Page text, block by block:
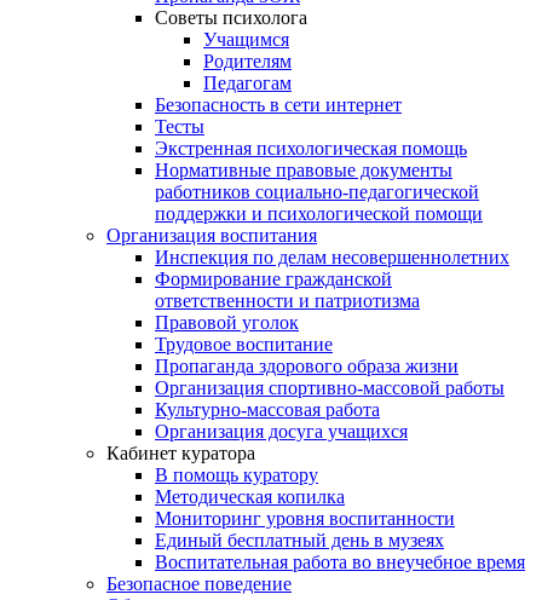
Советы психолога
Учащимся
Родителям
Педагогам
Безопасность в сети интернет
Тесты
Экстренная психологическая помощь
Нормативные правовые документы
работников социально-педагогической
поддержки и психологической помощи
Организация воспитания
Инспекция по делам несовершеннолетних
Формирование гражданской
ответственности и патриотизма
Правовой уголок
Трудовое воспитание
Пропаганда здорового образа жизни
Организация спортивно-массовой работы
Культурно-массовая работа
Организация досуга учащихся
Кабинет куратора
В помощь куратору
Методическая копилка
Мониторинг уровня воспитанности
Единый бесплатный день в музеях
Воспитательная работа во внеучебное время
Безопасное поведение